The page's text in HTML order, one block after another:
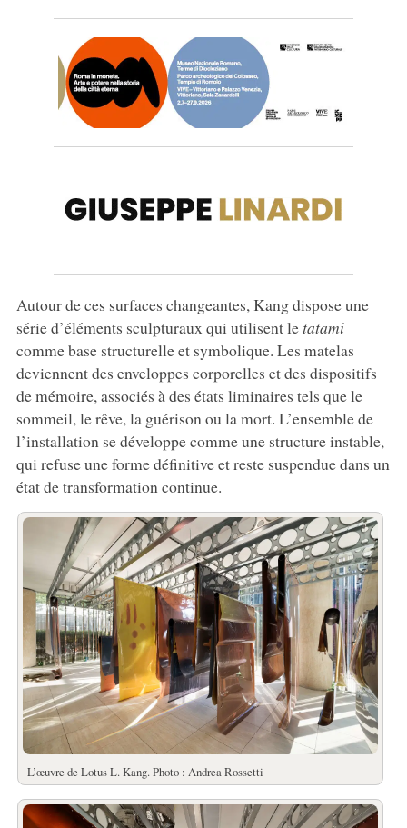
Autour de ces surfaces changeantes, Kang dispose une
série d’éléments sculpturaux qui utilisent letatami
comme base structurelle et symbolique. Les matelas
deviennent des enveloppes corporelles et des dispositifs
de mémoire, associés à des états liminaires tels que le
sommeil, le rêve, la guérison ou la mort. L’ensemble de
l’installation se développe comme une structure instable,
qui refuse une forme définitive et reste suspendue dans un
état de transformation continue.
L’œuvre de Lotus L. Kang. Photo : Andrea Rossetti